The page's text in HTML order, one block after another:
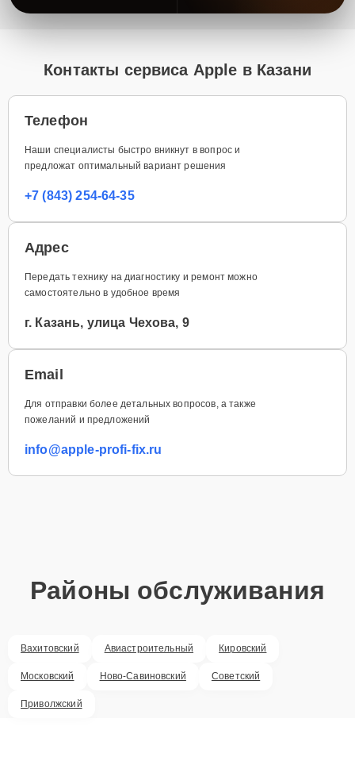
Контакты сервиса Apple в Казани
Телефон
Наши специалисты быстро вникнут в вопрос и
предложат оптимальный вариант решения
+7 (843) 254-64-35
Адрес
Передать технику на диагностику и ремонт можно
самостоятельно в удобное время
г. Казань, улица Чехова, 9
Email
Для отправки более детальных вопросов, а также
пожеланий и предложений
info@apple-profi-fix.ru
Районы обслуживания
Вахитовский Авиастроительный Кировский
Московский Ново-Савиновский Советский
Приволжский